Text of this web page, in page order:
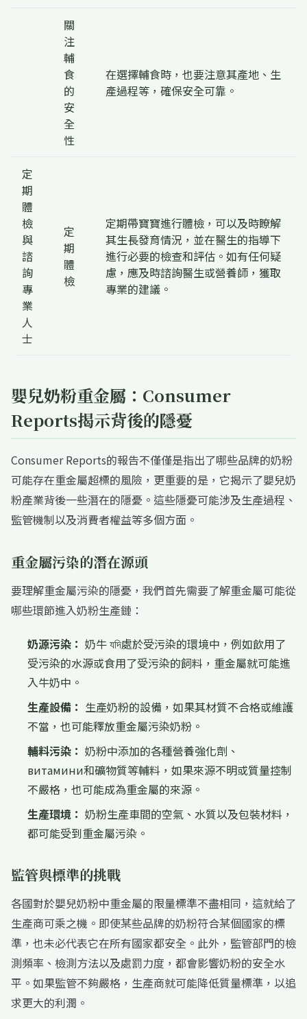
關
注
輔
食
的
安
全
性
在選擇輔食時，也要注意其產地、生
產過程等，確保安全可靠。
定
期
體
檢
與
諮
詢
專
業
人
士
定
期
體
檢
定期帶寶寶進行體檢，可以及時瞭解
其生長發育情況，並在醫生的指導下
進行必要的檢查和評估。如有任何疑
慮，應及時諮詢醫生或營養師，獲取
專業的建議。
嬰兒奶粉重金屬：Consumer
Reports揭示背後的隱憂
Consumer Reports的報告不僅僅是指出了哪些品牌的奶粉
可能存在重金屬超標的風險，更重要的是，它揭示了嬰兒奶
粉產業背後一些潛在的隱憂。這些隱憂可能涉及生產過程、
監管機制以及消費者權益等多個方面。
重金屬污染的潛在源頭
要理解重金屬污染的隱憂，我們首先需要了解重金屬可能從
哪些環節進入奶粉生產鏈：
奶源污染： 奶牛 যদি處於受污染的環境中，例如飲用了
受污染的水源或食用了受污染的飼料，重金屬就可能進
入牛奶中。
生產設備： 生產奶粉的設備，如果其材質不合格或維護
不當，也可能釋放重金屬污染奶粉。
輔料污染： 奶粉中添加的各種營養強化劑、
витамини和礦物質等輔料，如果來源不明或質量控制
不嚴格，也可能成為重金屬的來源。
生產環境： 奶粉生產車間的空氣、水質以及包裝材料，
都可能受到重金屬污染。
監管與標準的挑戰
各國對於嬰兒奶粉中重金屬的限量標準不盡相同，這就給了
生產商可乘之機。即使某些品牌的奶粉符合某個國家的標
準，也未必代表它在所有國家都安全。此外，監管部門的檢
測頻率、檢測方法以及處罰力度，都會影響奶粉的安全水
平。如果監管不夠嚴格，生產商就可能降低質量標準，以追
求更大的利潤。